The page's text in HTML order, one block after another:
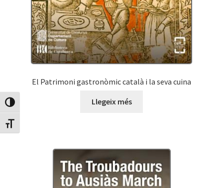
Canvia Alt Contrast
Canvia mida de lletra
El Patrimoni gastronòmic català i la seva cuina
Llegeix més